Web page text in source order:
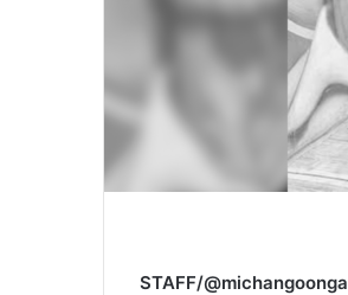
STAFF/@michangoonga